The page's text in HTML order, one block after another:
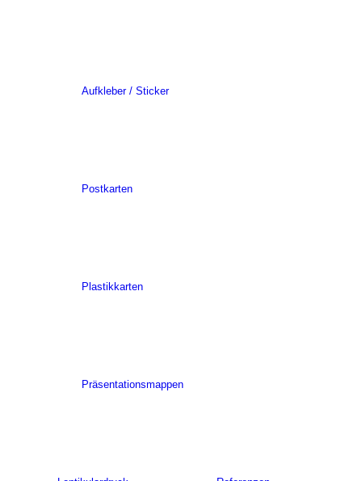
Aufkleber / Sticker
Postkarten
Plastikkarten
Präsentationsmappen